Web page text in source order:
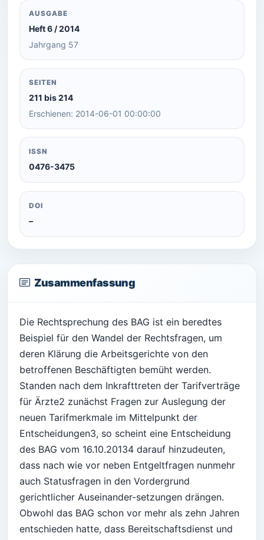
AUSGABE
Heft 6 / 2014
Jahrgang 57
SEITEN
211 bis 214
Erschienen: 2014-06-01 00:00:00
ISSN
0476-3475
DOI
–
Zusammenfassung
Die Rechtsprechung des BAG ist ein beredtes
Beispiel für den Wandel der Rechtsfragen, um
deren Klärung die Arbeitsgerichte von den
betroffenen Beschäftigten bemüht werden.
Standen nach dem Inkrafttreten der Tarifverträge
für Ärzte2 zunächst Fragen zur Auslegung der
neuen Tarifmerkmale im Mittelpunkt der
Entscheidungen3, so scheint eine Entscheidung
des BAG vom 16.10.20134 darauf hinzudeuten,
dass nach wie vor neben Entgeltfragen nunmehr
auch Statusfragen in den Vordergrund
gerichtlicher Auseinander-setzungen drängen.
Obwohl das BAG schon vor mehr als zehn Jahren
entschieden hatte, dass Bereitschaftsdienst und